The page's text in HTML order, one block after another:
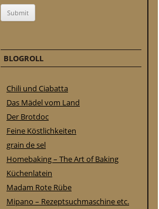
BLOGROLL
Chili und Ciabatta
Das Mädel vom Land
Der Brotdoc
Feine Köstlichkeiten
grain de sel
Homebaking – The Art of Baking
Küchenlatein
Madam Rote Rübe
Mipano – Rezeptsuchmaschine etc.